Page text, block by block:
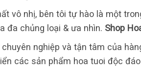
vô nhị, bên tôi tự hào là một
đa chủng loại & ưa nhìn. Shop
nghiệp và tận tâm của
các sản phẩm hoa tuoi độc